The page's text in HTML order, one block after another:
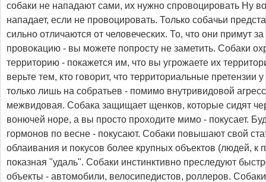
собаки не нападают сами, их нужно спровоцировать Ну
нападает, если не провоцировать. Только собачьи
сильно отличаются от человеческих. То, что они примут
провокацию - вы можете попросту не заметить. Собаки
территорию - покажется им, что вы угрожаете их
верьте тем, кто говорит, что территориальные претензии
только лишь на собратьев - помимо внутривидовой
межвидовая. Собака защищает щенков, которые сидят
вонючей норе, а вы просто проходите мимо - покусает.
гормонов по весне - покусают. Собаки повышают свой
облаивания и покусов более крупных объектов (людей, к
показная "удаль". Собаки инстинктивно преследуют
объекты - автомобили, велосипедистов, роллеров.